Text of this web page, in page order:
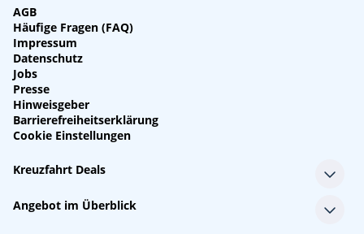
AGB
Häufige Fragen (FAQ)
Impressum
Datenschutz
Jobs
Presse
Hinweisgeber
Barrierefreiheitserklärung
Cookie Einstellungen
Kreuzfahrt Deals
Single-Kreuzfahrten
Kreuzfahrt mit Kindern
Angebot im Überblick